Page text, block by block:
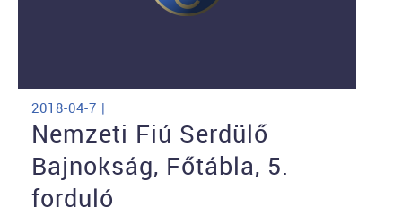
2018-04-7 |
Nemzeti Fiú Serdülő
Bajnokság, Főtábla, 5.
forduló